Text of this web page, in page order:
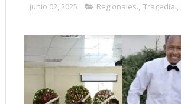
junio 02, 2025 Regionales., Tragedia.,